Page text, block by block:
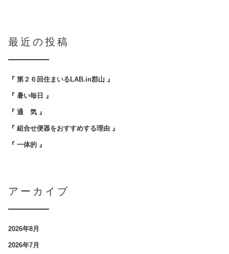
最近の投稿
『 第２６回住まいるLAB.in郡山 』
『 暑い毎日 』
『 通 気 』
『 組合せ便器をおすすめする理由 』
『 一体的 』
アーカイブ
2026年8月
2026年7月